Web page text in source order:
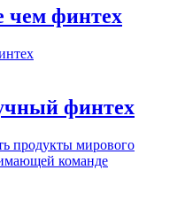
чем финтех
финтех